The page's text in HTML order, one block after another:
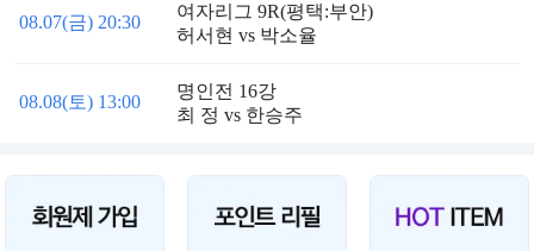
08.07(금) 20:30
여자리그 9R(평택:부안)
허서현 vs 박소율
08.08(토) 13:00
명인전 16강
최 정 vs 한승주